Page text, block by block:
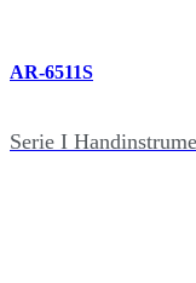
AR-6511S
Serie I